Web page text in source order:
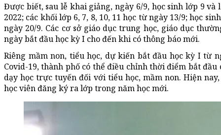
Được biết, sau lễ khai giảng, ngày 6/9, học sinh lớp 9 và
2022; các khối lớp 6, 7, 8, 10, 11 học từ ngày 13/9; học
ngày 20/9. Các cơ sở giáo dục trung học, giáo dục
ngày bắt đầu học kỳ I cho đến khi có thông báo mới.
Riêng mầm non, tiểu học, dự kiến bắt đầu học kỳ I từ
Covid-19, thành phố có thể điều chỉnh thời điểm bắt
dạy học trực tuyến đối với tiểu học, mầm non. Hiện
học viên đăng ký ra lớp trong năm học mới.